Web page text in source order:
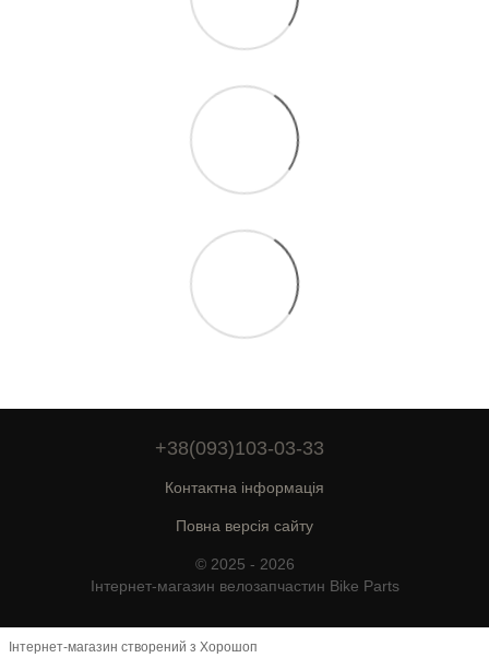
+38(093)103-03-33
Контактна інформація
Повна версія сайту
© 2025 - 2026
Інтернет-магазин велозапчастин Bike Parts
Інтернет-магазин створений з Хорошоп